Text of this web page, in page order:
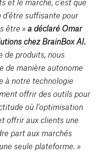
et le marché, c’est que
d’être suffisante pour
être » a déclaré Omar
chez BrainBox AI.
de produits, nous
de manière autonome
à notre technologie
offrir des outils pour
où l’optimisation
offrir aux clients une
part aux marchés
seule plateforme. »